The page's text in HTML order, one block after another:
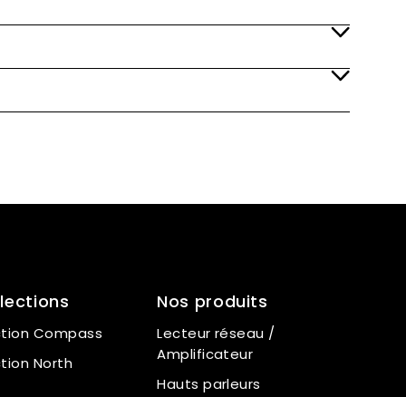
Compass
North
Nos produits
Lecteur réseau /
Amplificateur
Hauts parleurs